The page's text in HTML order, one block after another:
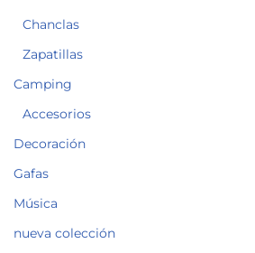
Chanclas
Zapatillas
Camping
Accesorios
Decoración
Gafas
Música
nueva colección